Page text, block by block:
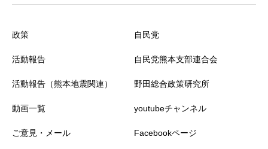
政策
活動報告
活動報告（熊本地震関連）
動画一覧
ご意見・メール
自民党
自民党熊本支部連合会
野田総合政策研究所
youtubeチャンネル
Facebookページ